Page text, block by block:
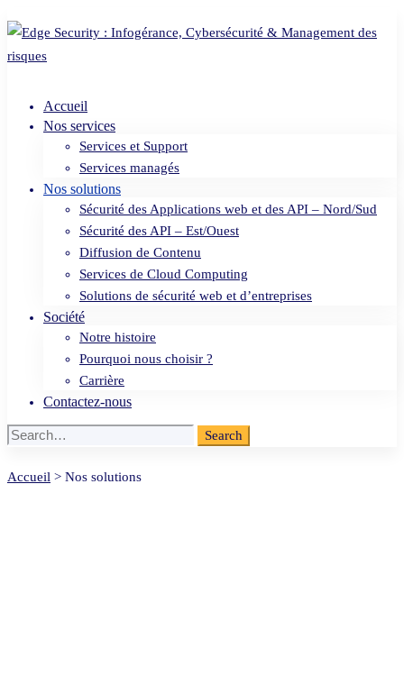
Accueil
Nos services
Services et Support
Services managés
Nos solutions
Sécurité des Applications web et des API – Nord/Sud
Sécurité des API – Est/Ouest
Diffusion de Contenu
Services de Cloud Computing
Solutions de sécurité web et d’entreprises
Société
Notre histoire
Pourquoi nous choisir ?
Carrière
Contactez-nous
Search
Search
Nos
Accueil > Nos solutions